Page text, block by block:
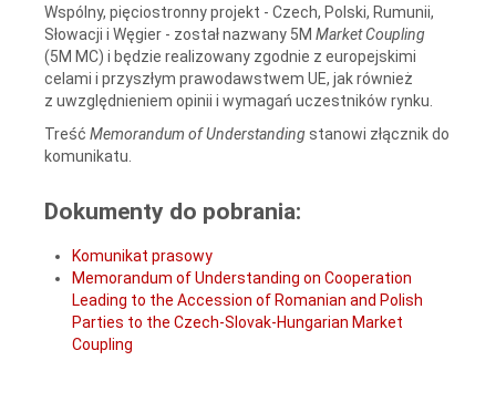
Wspólny, pięciostronny projekt - Czech, Polski, Rumunii,
Słowacji i Węgier - został nazwany 5M Market Coupling
(5M MC) i będzie realizowany zgodnie z europejskimi
celami i przyszłym prawodawstwem UE, jak również
z uwzględnieniem opinii i wymagań uczestników rynku.
Treść Memorandum of Understandingstanowi złącznik do
komunikatu.
Dokumenty do pobrania:
Komunikat prasowy
Memorandum of Understanding on Cooperation
Leading to the Accession of Romanian and Polish
Parties to the Czech-Slovak-Hungarian Market
Coupling